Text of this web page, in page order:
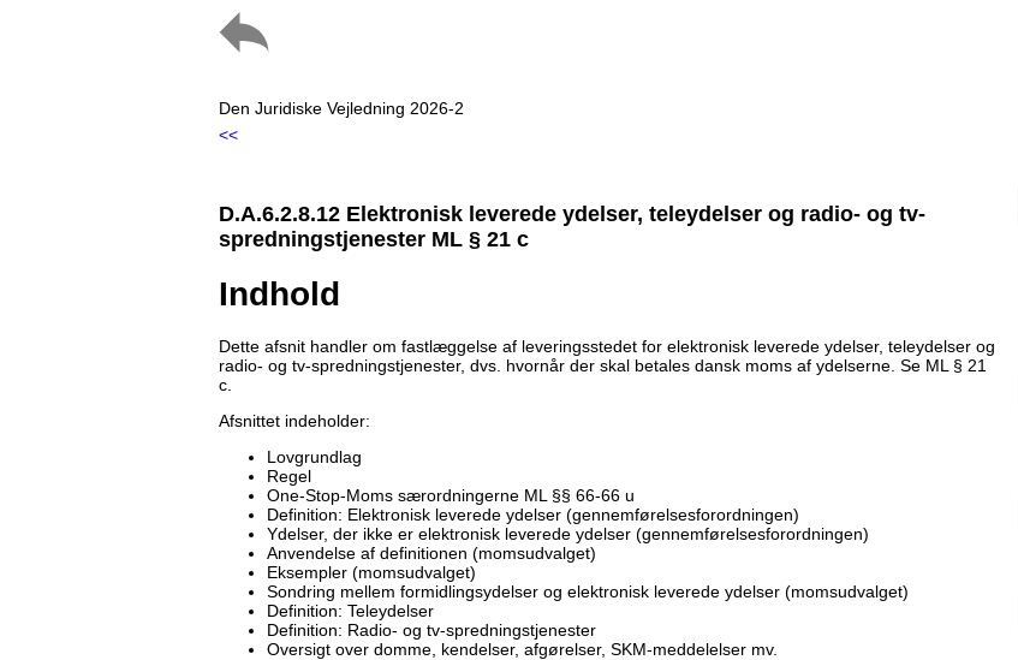
Den Juridiske Vejledning 2026-2
<<
D.A.6.2.8.12 Elektronisk leverede ydelser, teleydelser og radio- og tv-
spredningstjenester ML § 21 c
Indhold
Dette afsnit handler om fastlæggelse af leveringsstedet for elektronisk leverede ydelser, teleydelser og
radio- og tv-spredningstjenester, dvs. hvornår der skal betales dansk moms af ydelserne. Se ML § 21
c.
Afsnittet indeholder:
Lovgrundlag
Regel
One-Stop-Moms særordningerne ML §§ 66-66 u
Definition: Elektronisk leverede ydelser (gennemførelsesforordningen)
Ydelser, der ikke er elektronisk leverede ydelser (gennemførelsesforordningen)
Anvendelse af definitionen (momsudvalget)
Eksempler (momsudvalget)
Sondring mellem formidlingsydelser og elektronisk leverede ydelser (momsudvalget)
Definition: Teleydelser
Definition: Radio- og tv-spredningstjenester
Oversigt over domme, kendelser, afgørelser, SKM-meddelelser mv.